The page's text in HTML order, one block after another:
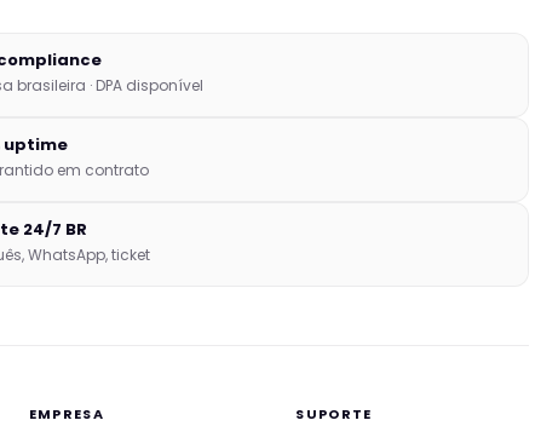
compliance
brasileira · DPA disponível
uptime
em contrato
24/7 BR
WhatsApp, ticket
EMPRESA SUPORTE